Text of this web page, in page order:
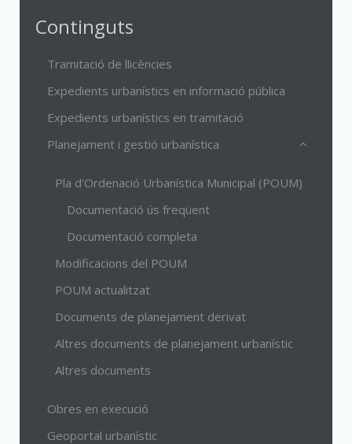
Continguts
Tramitació de llicències
Expedients urbanístics en informació pública
Expedients urbanístics en tramitació
Planejament i gestió urbanística
Pla d'Ordenació Urbanística Municipal (POUM)
Documentació ús freqüent
Documentació completa
Modificacions del POUM
POUM actualitzat
Documents de planejament derivat
Altres documents de planejament urbanístic
Altres documents
Obres en execució
Geoportal urbanístic